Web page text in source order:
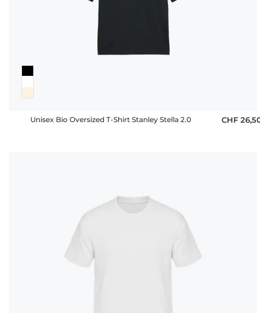
Unisex Bio Oversized T-Shirt Stanley Stella 2.0 CHF 26,50